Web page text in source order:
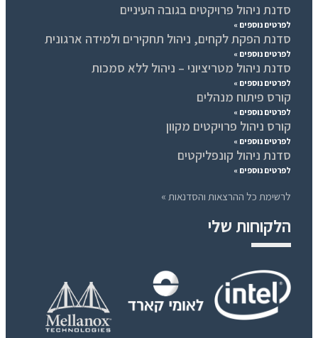
סדנת ניהול פרויקטים בגובה העיניים
לפרטים נוספים »
סדנת הפקת לקחים, ניהול תחקירים ולמידה ארגונית
לפרטים נוספים »
סדנת ניהול מטריציוני – ניהול ללא סמכות
לפרטים נוספים »
קורס פיתוח מנהלים
לפרטים נוספים »
קורס ניהול פרויקטים מקוון
לפרטים נוספים »
סדנת ניהול קונפליקטים
לפרטים נוספים »
לרשימת כל ההרצאות והסדנאות »
הלקוחות שלי